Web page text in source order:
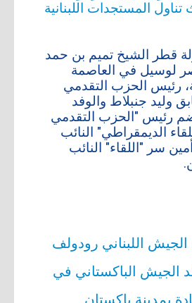
قطر الشيخ تميم بن حمد
لوسيل في العاصمة
رئيس الحزب التقدمي
وليد جنبلاط والوفد
رئيس "الحزب التقدمي
الديمقراطي" النائب
سر "اللقاء" النائب
الجيش اللبناني رودولف
الجيش الباكستاني في
بمدينة باكستان